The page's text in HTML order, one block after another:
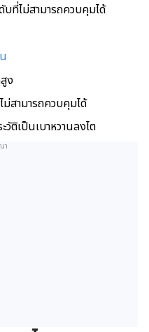
บที่ไม่สามารถควบคุมได้
ง
ม่สามารถควบคุมได้
ติเป็นเบาหวานลงไต
า